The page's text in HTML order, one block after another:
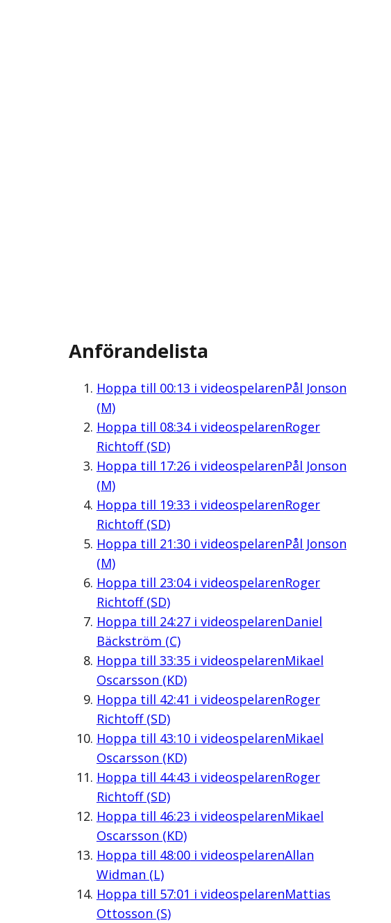
Anförandelista
Hoppa till 00:13 i videospelarenPål Jonson
(M)
Hoppa till 08:34i videospelarenRoger
Richtoff (SD)
Hoppa till 17:26i videospelarenPål Jonson
(M)
Hoppa till 19:33 i videospelarenRoger
Richtoff (SD)
Hoppa till 21:30i videospelarenPål Jonson
(M)
Hoppa till 23:04i videospelarenRoger
Richtoff (SD)
Hoppa till 24:27i videospelarenDaniel
Bäckström (C)
Hoppa till 33:35i videospelarenMikael
Oscarsson (KD)
Hoppa till 42:41 i videospelarenRoger
Richtoff (SD)
Hoppa till 43:10i videospelarenMikael
Oscarsson (KD)
Hoppa till 44:43 i videospelarenRoger
Richtoff (SD)
Hoppa till 46:23 i videospelarenMikael
Oscarsson (KD)
Hoppa till 48:00i videospelarenAllan
Widman (L)
Hoppa till 57:01 i videospelarenMattias
Ottosson (S)